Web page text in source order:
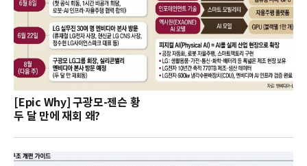
[Epic Why] 구광모-젠슨 황
두 달 만에 재회 왜?